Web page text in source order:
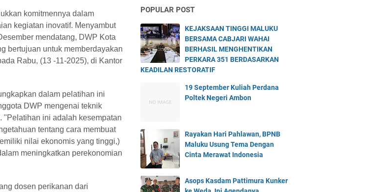
komitmennya dalam
kegiatan inovatif. Menyambut
mendatang, DWP Kota
bertujuan untuk memberdayakan
Rabu, (13 -11-2025), di Kantor
dalam pelatihan ini
DWP mengenai teknik
"Pelatihan ini adalah kesempatan
tentang cara membuat
nilai ekonomis yang tinggi,)
meningkatkan perekonomian
dosen perikanan dari
POPULAR POST
KEJAKSAAN TINGGI MALUKU
BERSAMA CABJARI WAHAI
BERHASIL MENGHENTIKAN
PERKARA 351 BERDASARKAN
KEADILAN RESTORATIF
19 September Kuliah Perdana
Poltek Negeri Ambon
Rayakan Hari Pahlawan, BPNB
Maluku Usung Tema Dengan
Cinta Merawat Indonesia
Asops Kasdam Pattimura Kunker